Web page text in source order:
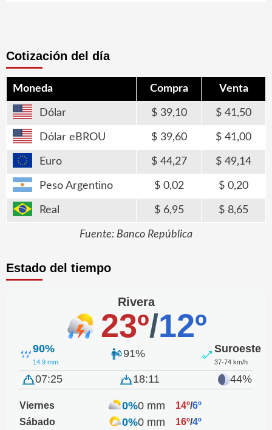
Cotización del día
Moneda Compra Venta
Dólar 39,10 41,50
Dólar eBROU 39,60 41,00
Euro 44,27 49,14
Peso Argentino 0,02 0,20
Real 6,95 8,65
Fuente: Banco República
Estado del tiempo
Rivera
23º/12º
90%
14.9 mm
91% Suroeste
37-74 km/h
07:25 18:11 44%
Viernes 0%0 mm 14º/6º
Sábado
0%0 mm 16º/4º